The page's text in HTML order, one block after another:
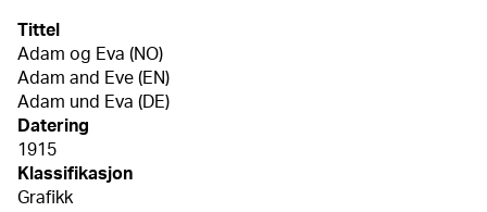
Tittel
Adam og Eva (NO)
Adam and Eve (EN)
Adam und Eva (DE)
Datering
1915
Klassifikasjon
Grafikk